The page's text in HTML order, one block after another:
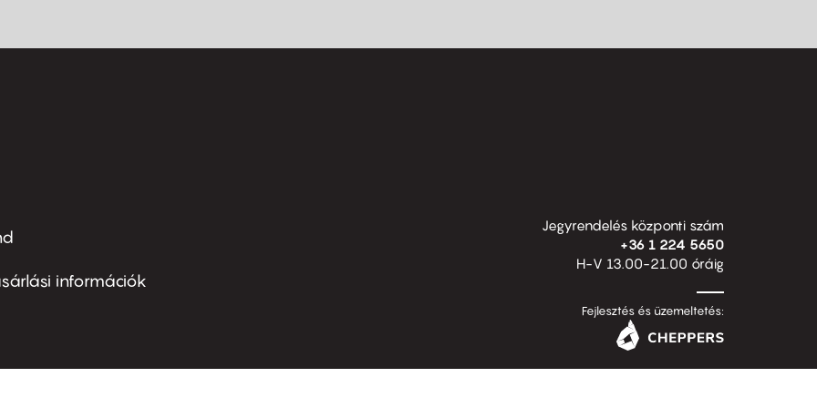
információk
Jegyrendelés központi szám
+36 1 224 5650
H-V 13.00-21.00 óráig
Fejlesztés és üzemeltetés: